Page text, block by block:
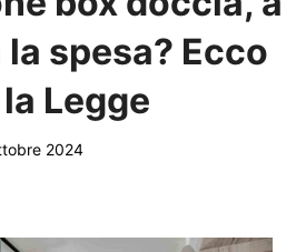
spesa? Ecco
Legge
2024